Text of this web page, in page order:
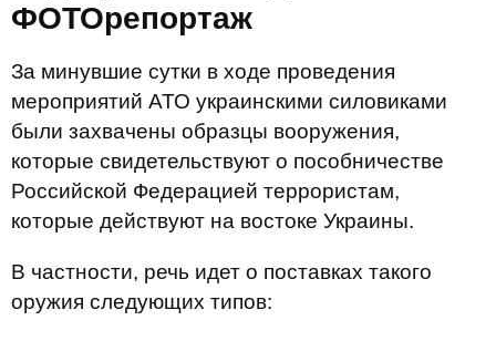
ФОТОрепортаж
За минувшие сутки в ходе проведения
мероприятий АТО украинскими силовиками
были захвачены образцы вооружения,
которые свидетельствуют о пособничестве
Российской Федерацией террористам,
которые действуют на востоке Украины.
В частности, речь идет о поставках такого
оружия следующих типов: